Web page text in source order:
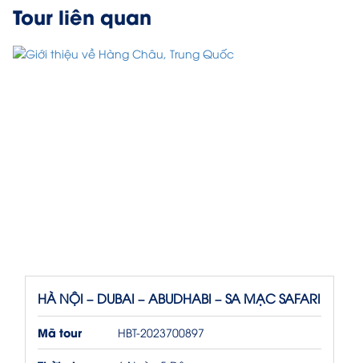
Tour liên quan
HÀ NỘI – DUBAI – ABUDHABI – SA MẠC SAFARI
Mã tour HBT-2023700897